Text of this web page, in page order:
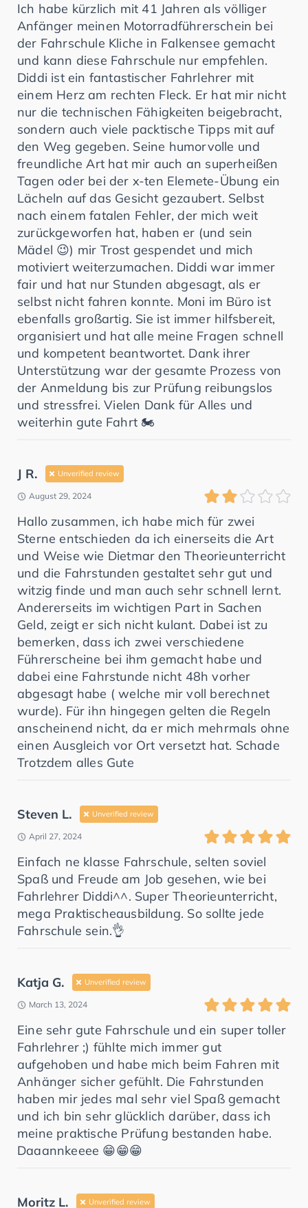
Ich habe kürzlich mit 41 Jahren als völliger
Anfänger meinen Motorradführerschein bei
der Fahrschule Kliche in Falkensee gemacht
und kann diese Fahrschule nur empfehlen.
Diddi ist ein fantastischer Fahrlehrer mit
einem Herz am rechten Fleck. Er hat mir nicht
nur die technischen Fähigkeiten beigebracht,
sondern auch viele packtische Tipps mit auf
den Weg gegeben. Seine humorvolle und
freundliche Art hat mir auch an superheißen
Tagen oder bei der x-ten Elemete-Übung ein
Lächeln auf das Gesicht gezaubert. Selbst
nach einem fatalen Fehler, der mich weit
zurückgeworfen hat, haben er (und sein
Mädel 😉) mir Trost gespendet und mich
motiviert weiterzumachen. Diddi war immer
fair und hat nur Stunden abgesagt, als er
selbst nicht fahren konnte. Moni im Büro ist
ebenfalls großartig. Sie ist immer hilfsbereit,
organisiert und hat alle meine Fragen schnell
und kompetent beantwortet. Dank ihrer
Unterstützung war der gesamte Prozess von
der Anmeldung bis zur Prüfung reibungslos
und stressfrei. Vielen Dank für Alles und
weiterhin gute Fahrt 🏍
J R. Unverified review
August 29, 2024
Hallo zusammen, ich habe mich für zwei
Sterne entschieden da ich einerseits die Art
und Weise wie Dietmar den Theorieunterricht
und die Fahrstunden gestaltet sehr gut und
witzig finde und man auch sehr schnell lernt.
Andererseits im wichtigen Part in Sachen
Geld, zeigt er sich nicht kulant. Dabei ist zu
bemerken, dass ich zwei verschiedene
Führerscheine bei ihm gemacht habe und
dabei eine Fahrstunde nicht 48h vorher
abgesagt habe ( welche mir voll berechnet
wurde). Für ihn hingegen gelten die Regeln
anscheinend nicht, da er mich mehrmals ohne
einen Ausgleich vor Ort versetzt hat. Schade
Trotzdem alles Gute
Steven L. Unverified review
April 27, 2024
Einfach ne klasse Fahrschule, selten soviel
Spaß und Freude am Job gesehen, wie bei
Fahrlehrer Diddi^^. Super Theorieunterricht,
mega Praktischeausbildung. So sollte jede
Fahrschule sein.👌
Katja G. Unverified review
March 13, 2024
Eine sehr gute Fahrschule und ein super toller
Fahrlehrer ;) fühlte mich immer gut
aufgehoben und habe mich beim Fahren mit
Anhänger sicher gefühlt. Die Fahrstunden
haben mir jedes mal sehr viel Spaß gemacht
und ich bin sehr glücklich darüber, dass ich
meine praktische Prüfung bestanden habe.
Daaannkeeee 😁😁😁
Moritz L. Unverified review